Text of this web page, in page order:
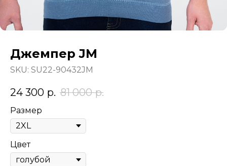
Джемпер JM
SKU: SU22-90432JM
24 300 р. 81 000 р.
Размер
Цвет